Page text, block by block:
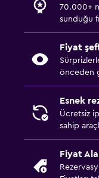
70.000+
sunduğu
Fiyat
önceden
Esnek
Ücretsiz
sahip
Fiyat